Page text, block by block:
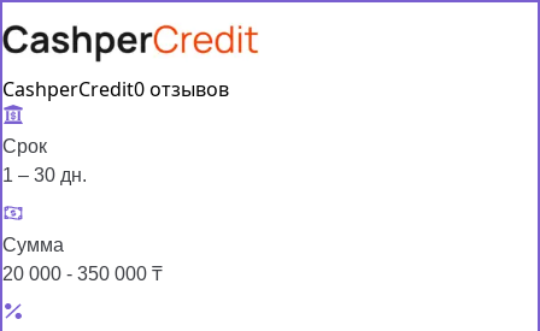
CashperCredit0 отзывов
Срок
1 – 30 дн.
Сумма
20 000 - 350 000 ₸